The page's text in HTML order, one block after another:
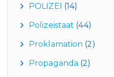
POLIZEI (14)
Polizeistaat (44)
Proklamation (2)
Propaganda (2)